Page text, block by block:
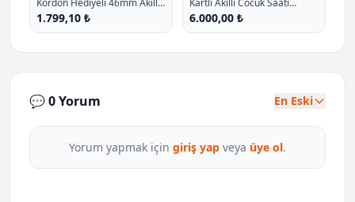
Kordon Hediyeli 46mm Akıllı
Saat Iphone Ve Android Tüm
Telefonlara Uyumlu
1.799,10 ₺
Kartli Akilli Cocuk Saati
Balerin Pembesi P - %14.3
İndirim
6.000,00 ₺
💬 0 Yorum En Eski
Yorum yapmak için giriş yap veya üye ol.